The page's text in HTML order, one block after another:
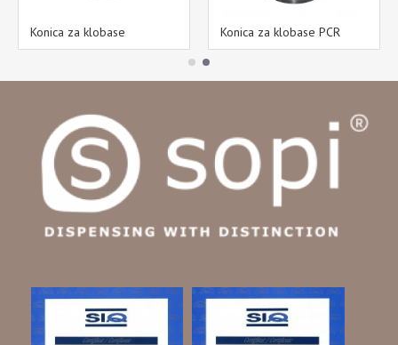
Konica za klobase Konica za klobase PCR